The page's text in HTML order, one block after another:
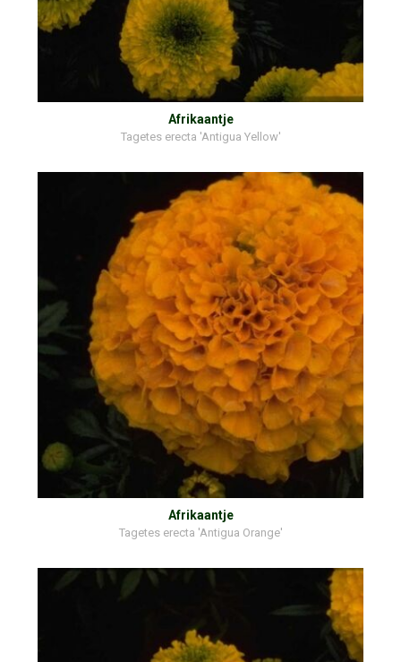
Afrikaantje
Tagetes erecta 'Antigua Yellow'
Afrikaantje
Tagetes erecta 'Antigua Orange'